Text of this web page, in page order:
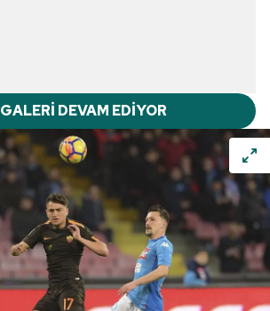
GALERİ DEVAM EDİYOR